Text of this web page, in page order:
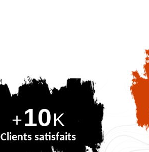
+10K
Clients satisfaits